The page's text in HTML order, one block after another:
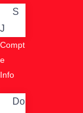
S
J
Compt
e
Info
Do